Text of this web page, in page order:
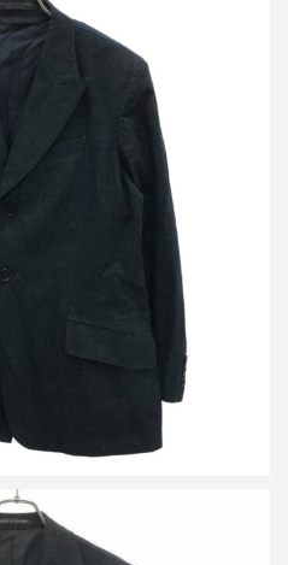
ト メン 15SS 2Bデニムテーラー
ックパンツ セットアップ
額21,600円
く見る